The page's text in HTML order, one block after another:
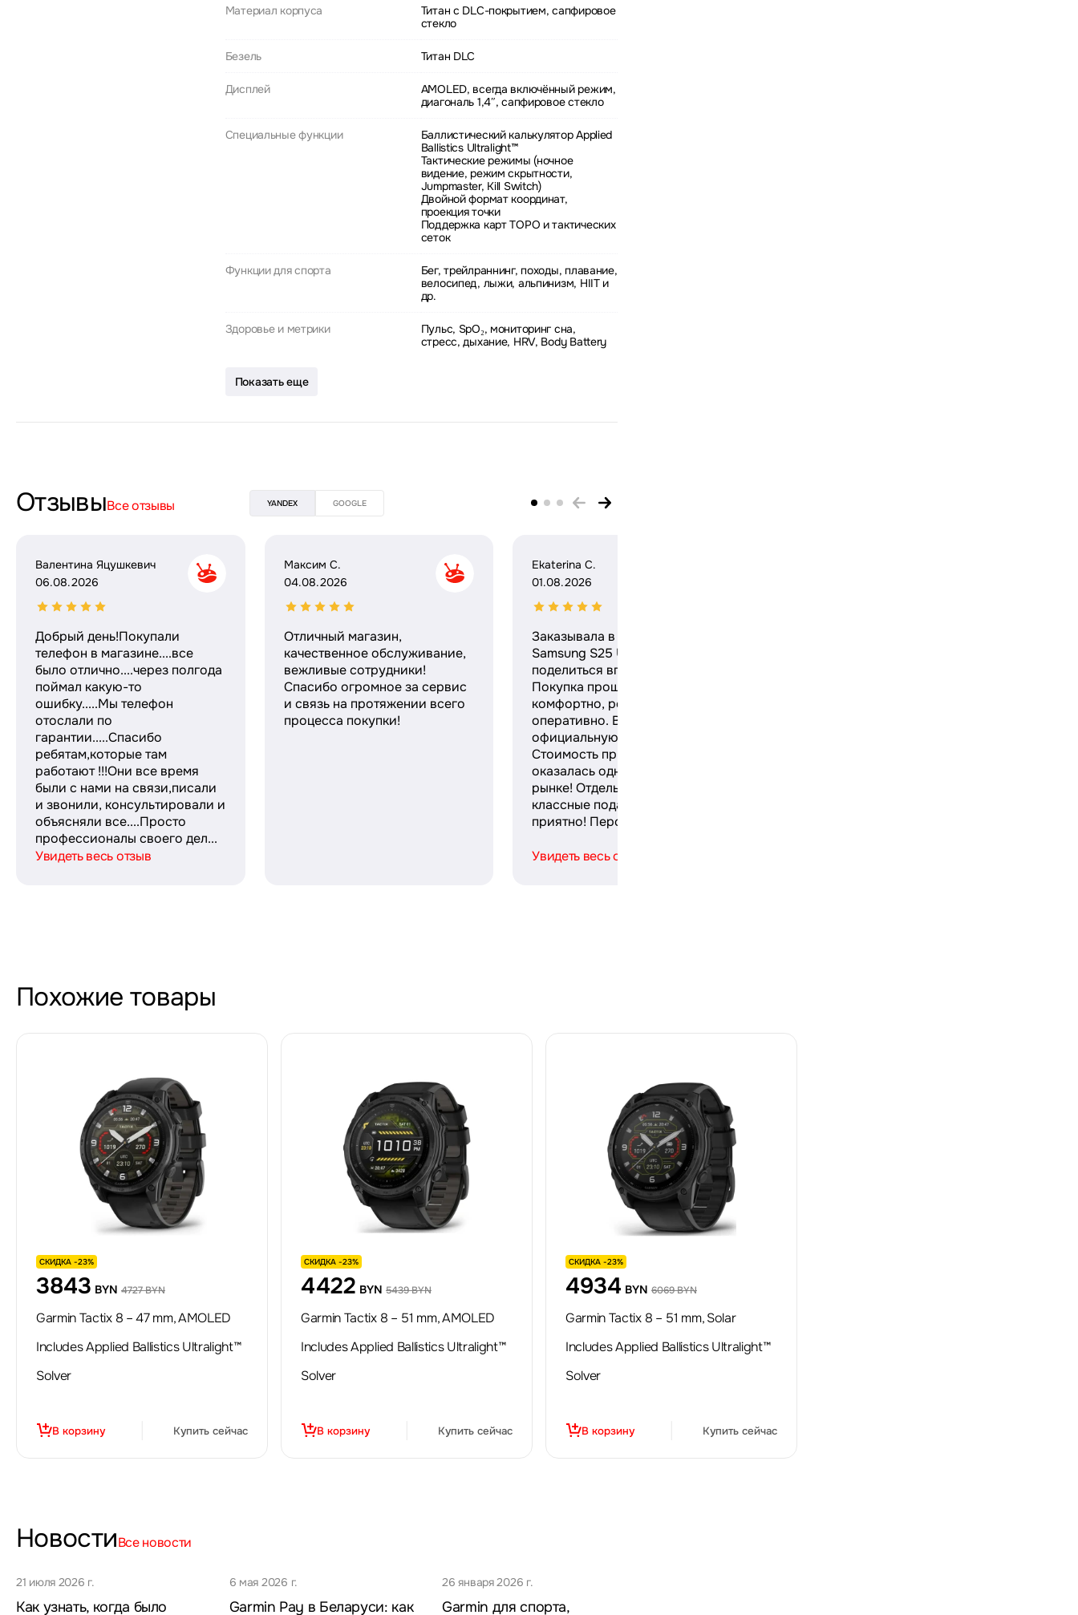
Материал корпуса
Титан с DLC-покрытием, сапфировое
стекло
Безель Титан DLC
Дисплей
AMOLED, всегда включённый режим,
диагональ 1,4″, сапфировое стекло
Специальные функции
Баллистический калькулятор Applied
Ballistics Ultralight™
Тактические режимы (ночное
видение, режим скрытности,
Jumpmaster, Kill Switch)
Двойной формат координат,
проекция точки
Поддержка карт TOPO и тактических
сеток
Функции для спорта
Бег, трейлраннинг, походы, плавание,
велосипед, лыжи, альпинизм, HIIT и
др.
Здоровье и метрики
Пульс, SpO₂, мониторинг сна,
стресс, дыхание, HRV, Body Battery
Показать еще
ОтзывыВсе отзывы YANDEX GOOGLE
Валентина Яцушкевич
06.08.2026
Добрый день!Покупали
телефон в магазине....все
было отлично....через полгода
поймал какую-то
ошибку.....Мы телефон
отослали по
гарантии.....Спасибо
ребятам,которые там
работают !!!Они все время
были с нами на связи,писали
и звонили, консультировали и
объясняли все....Просто
профессионалы своего дел...
Увидеть весь отзыв
Максим С.
04.08.2026
Отличный магазин,
качественное обслуживание,
вежливые сотрудники!
Спасибо огромное за сервис
и связь на протяжении всего
процесса покупки!
Ekaterina C.
01.08.2026
Заказывала в этом магазине
Samsung S25 Ultra и хочу
поделиться впечатлениями.
Покупка прошла максимально
комфортно, ребята работают
оперативно. Выдали
официальную гарантию и чек.
Стоимость при этом
оказалась одной из лучших на
рынке! Отдельное спасибо за
классные подарки — безумно
приятно! Персонал ...
Увидеть весь отзыв
Похожие товары
СКИДКА -23%
3843 BYN 4727 BYN
Garmin Tactix 8 – 47 mm, AMOLED
Includes Applied Ballistics Ultralight™
Solver
В корзину Купить сейчас
СКИДКА -23%
4422 BYN 5439 BYN
Garmin Tactix 8 – 51 mm, AMOLED
Includes Applied Ballistics Ultralight™
Solver
В корзину Купить сейчас
СКИДКА -23%
4934 BYN 6069 BYN
Garmin Tactix 8 – 51 mm, Solar
Includes Applied Ballistics Ultralight™
Solver
В корзину Купить сейчас
НовостиВсе новости
21 июля 2026 г.
Как узнать, когда было
6 мая 2026 г.
Garmin Pay в Беларуси: как
26 января 2026 г.
Garmin для спорта,